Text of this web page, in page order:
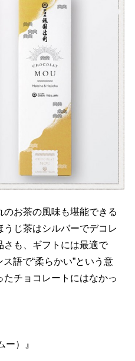
お茶の風味も堪能できる
じ茶はシルバーでデコレ
さも、ギフトには最適で
語で“柔らかい”という意
チョコレートにはなかっ
ー）』